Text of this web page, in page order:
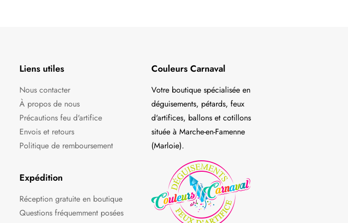
Liens utiles
Nous contacter
À propos de nous
Précautions feu d'artifice
Envois et retours
Politique de remboursement
Expédition
Réception gratuite en boutique
Questions fréquemment posées
Couleurs Carnaval
Votre boutique spécialisée en
déguisements, pétards, feux
d'artifices, ballons et cotillons
située à Marche-en-Famenne
(Marloie).